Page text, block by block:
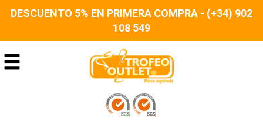
DESCUENTO 5% EN PRIMERA COMPRA - (+34) 902
108 549